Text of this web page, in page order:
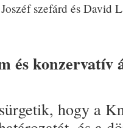
szefárd és David
és konzervatív
hogy a